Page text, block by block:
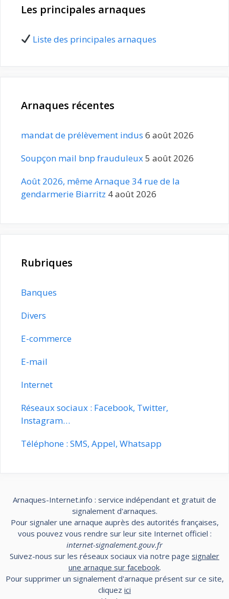
Les principales arnaques
Liste des principales arnaques
Arnaques récentes
mandat de prélèvement indus 6 août 2026
Soupçon mail bnp frauduleux5 août 2026
Août 2026, même Arnaque 34 rue de la
gendarmerie Biarritz 4 août 2026
Rubriques
Banques
Divers
E-commerce
E-mail
Internet
Réseaux sociaux : Facebook, Twitter,
Instagram…
Téléphone : SMS, Appel, Whatsapp
Arnaques-Internet.info : service indépendant et gratuit de
signalement d'arnaques.
Pour signaler une arnaque auprès des autorités françaises,
vous pouvez vous rendre sur leur site Internet officiel :
internet-signalement.gouv.fr
Suivez-nous sur les réseaux sociaux via notre page signaler
une arnaque sur facebook.
Pour supprimer un signalement d'arnaque présent sur ce site,
cliquez ici